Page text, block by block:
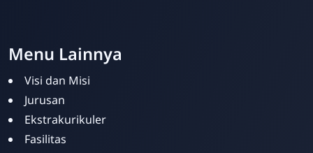
Menu Lainnya
Visi dan Misi
Jurusan
Ekstrakurikuler
Fasilitas